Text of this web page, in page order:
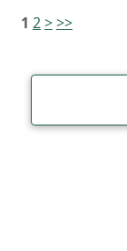
1 2>>>